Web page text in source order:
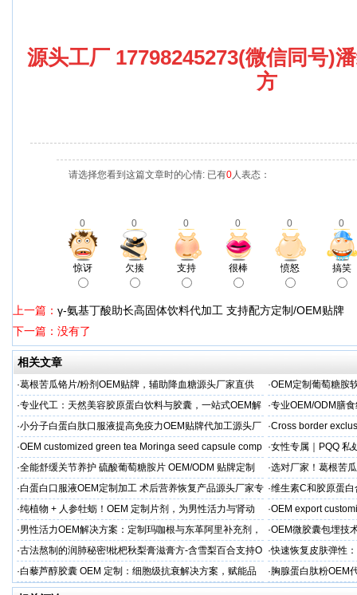
源头工厂 17798245273(微信同号)
方
请选择您看到这篇文章时的心情: 已有0人表态：
0 0 0 0 0 0
惊讶 欠揍 支持 很棒 愤怒 搞笑
上一篇： γ-氨基丁酸助长高固体饮料代加工 支持配方定制/OEM贴牌
下一篇：没有了
相关文章
·葛根苦瓜铬片/粉剂OEM贴牌，辅助降血糖源头厂家直供 ·OEM定制葡萄糖胺
·专业代工：天然美容胶原蛋白饮料与胶囊，一站式OEM解
决方案，助力外贸客户全球市场
·专业OEM/ODM膳
保障
·小分子白蛋白肽口服液提高免疫力OEM贴牌代加工源头厂
家直供
·Cross border
·OEM customized green tea Moringa seed capsule comp ·女性专属｜PQQ 私
贸专供
·全能舒缓关节养护 硫酸葡萄糖胺片 OEM/ODM 贴牌定制
按需定制
·选对厂家！葛根苦
·白蛋白口服液OEM定制加工 术后营养恢复产品源头厂家专
属服务
·维生素C和胶原蛋
·纯植物 + 人参牡蛎！OEM 定制片剂，为男性活力与肾动
力保驾护航
·OEM export
·男性活力OEM解决方案：定制玛咖根与东革阿里补充剂，
出口市场专属
·OEM微胶囊包埋技
代工定制
·古法熬制的润肺秘密!枇杷秋梨膏滋膏方-含雪梨百合支持O
EM加工
·快速恢复皮肤弹性
美肌补充剂专业代工
·白藜芦醇胶囊 OEM 定制：细胞级抗衰解决方案，赋能品
牌精准布局大健康
· 胸腺蛋白肽粉OEM
力健康产品快速上市